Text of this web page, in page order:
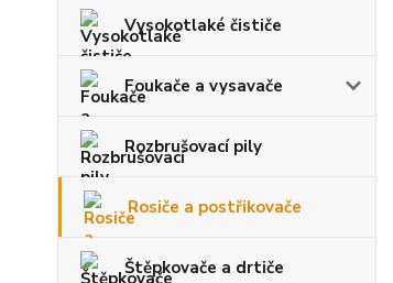
Vysokotlaké čističe
Foukače a vysavače
Rozbrušovací pily
Rosiče a postřikovače
Štěpkovače a drtiče